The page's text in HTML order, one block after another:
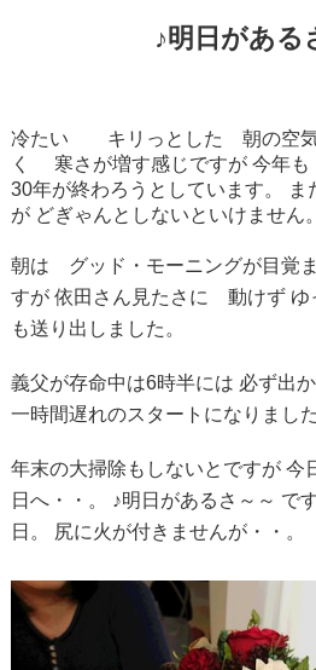
♪明日がある
冷たい キリっとした 朝の空気
く
寒さが増す感じですが今年も
30年が終わろうとしています。
ま
がどぎゃんとしないといけません。
朝は グッド・モーニングが目覚
すが依田さん見たさに 動けずゆ
も送り出しました。
義父が存命中は6時半には 必ず出
一時間遅れのスタートになりました
年末の大掃除もしないとですが今
日へ・・。
♪明日があるさ～～ で
日。
尻に火が付きませんが・・。